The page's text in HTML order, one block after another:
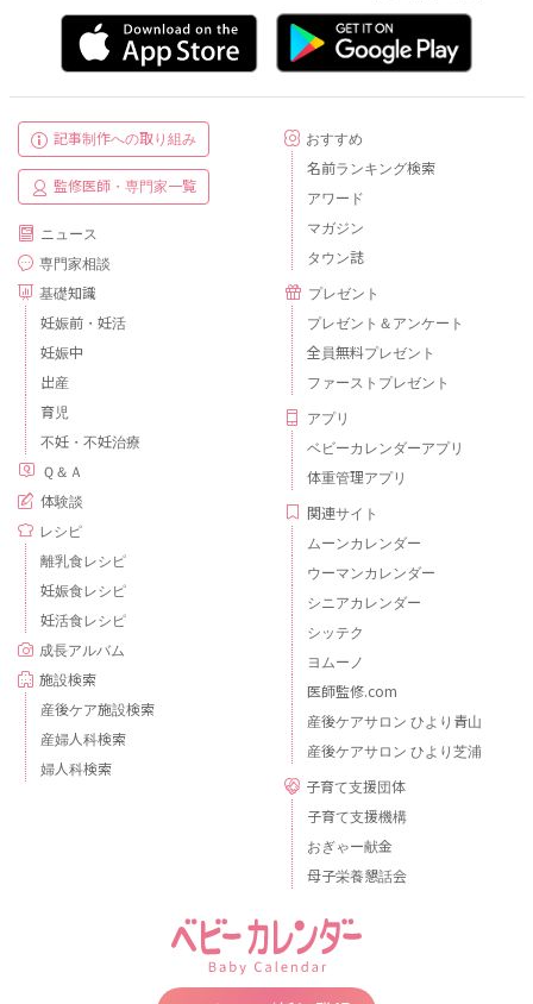
記事制作への取り組み
監修医師・専門家一覧
ニュース
専門家相談
基礎知識
妊娠前・妊活
妊娠中
出産
育児
不妊・不妊治療
Ｑ＆Ａ
体験談
レシピ
離乳食レシピ
妊娠食レシピ
妊活食レシピ
成長アルバム
施設検索
産後ケア施設検索
産婦人科検索
婦人科検索
おすすめ
名前ランキング検索
アワード
マガジン
タウン誌
プレゼント
プレゼント＆アンケート
全員無料プレゼント
ファーストプレゼント
アプリ
ベビーカレンダーアプリ
体重管理アプリ
関連サイト
ムーンカレンダー
ウーマンカレンダー
シニアカレンダー
シッテク
ヨムーノ
医師監修.com
産後ケアサロン ひより青山
産後ケアサロン ひより芝浦
子育て支援団体
子育て支援機構
おぎゃー献金
母子栄養懇話会